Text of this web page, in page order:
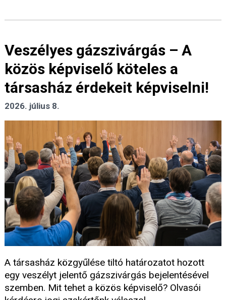
Veszélyes gázszivárgás – A
közös képviselő köteles a
társasház érdekeit képviselni!
2026. július 8.
A társasház közgyűlése tiltó határozatot hozott
egy veszélyt jelentő gázszivárgás bejelentésével
szemben. Mit tehet a közös képviselő? Olvasói